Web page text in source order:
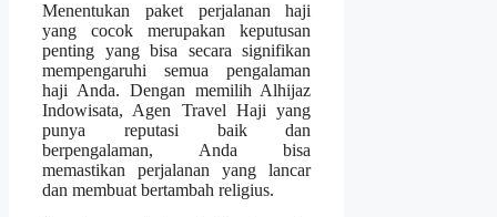
Menentukan paket perjalanan haji
yang cocok merupakan keputusan
penting yang bisa secara signifikan
mempengaruhi semua pengalaman
haji Anda. Dengan memilih Alhijaz
Indowisata, Agen Travel Haji yang
punya reputasi baik dan
berpengalaman, Anda bisa
memastikan perjalanan yang lancar
dan membuat bertambah religius.